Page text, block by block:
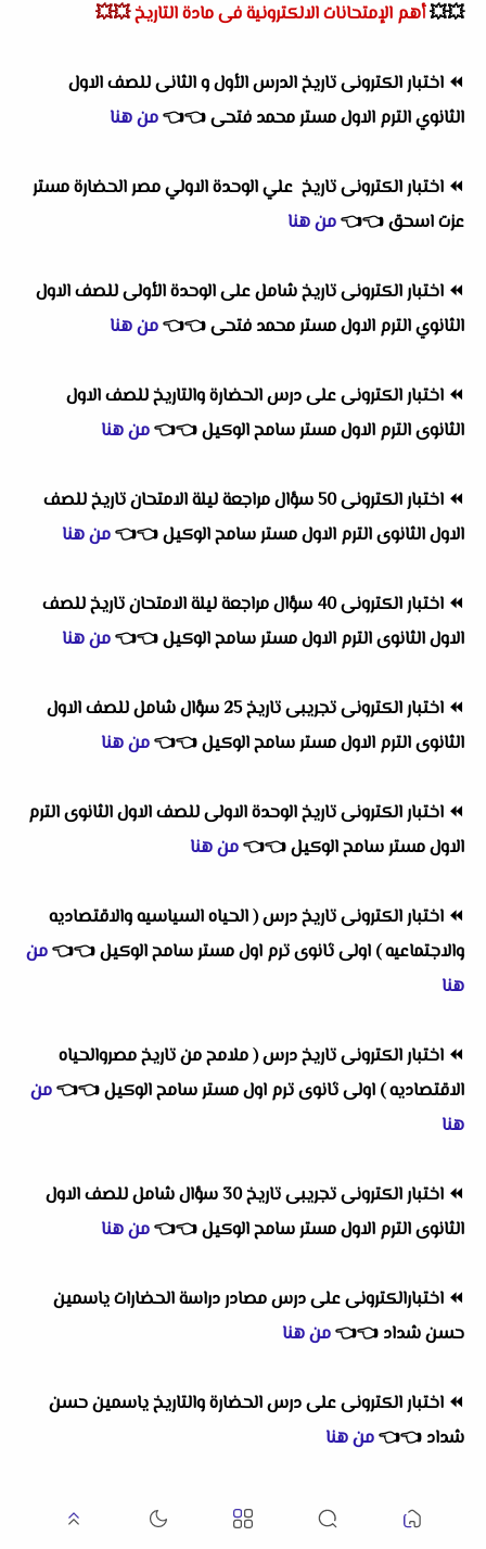
💥💥أهم الإمتحانات الالكترونية فى مادة التاريخ💥💥
⏪ اختبار الكترونى تاريخ الدرس الأول و الثانى للصف الاول
الثانوي الترم الاول مستر محمد فتحى👈
👈من هنا
⏪ اختبار الكترونىتاريخ علي الوحدة الاولي مصر الحضارة مستر
عزت اسحق👈
👈من هنا
⏪ اختبار الكترونى تاريخ شامل على الوحدة الأولى للصف الاول
الثانوي الترم الاول مستر محمد فتحى👈
👈من هنا
⏪ اختبار الكترونى على درس الحضارة والتاريخ للصف الاول
الثانوى الترم الاول مستر سامح الوكيل👈
👈من هنا
⏪
اختبار الكترونى 50 سؤال مراجعة ليلة الامتحان تاريخ للصف
الاول الثانوى الترم الاول مستر سامح الوكيل👈
👈من هنا
⏪
اختبار الكترونى 40 سؤال مراجعة ليلة الامتحان تاريخ للصف
الاول الثانوى الترم الاول مستر سامح الوكيل👈
👈من هنا
⏪
اختبار الكترونى تجريبى تاريخ 25 سؤال شامل للصف الاول
الثانوى الترم الاول مستر سامح الوكيل👈
👈من هنا
⏪ اختبار الكترونى تاريخ الوحدة الاولى للصف الاول الثانوى الترم
الاول مستر سامح الوكيل👈
👈من هنا
⏪ اختبار الكترونى تاريخ درس ( الحياه السياسيه والاقتصاديه
والاجتماعيه ) اولى ثانوى ترم اول مستر سامح الوكيل👈
👈من
هنا
⏪ اختبار الكترونى تاريخ درس ( ملامح من تاريخ مصروالحياه
الاقتصاديه ) اولى ثانوى ترم اول مستر سامح الوكيل👈
👈من
هنا
⏪
اختبار الكترونى تجريبى تاريخ 30 سؤال شامل للصف الاول
الثانوى الترم الاول مستر سامح الوكيل👈
👈من هنا
⏪ اختبارالكترونى على درس مصادر دراسة الحضارات ياسمين
حسن شداد 👈
👈من هنا
⏪ اختبار الكترونى على درس الحضارة والتاريخ ياسمين حسن
شداد 👈
👈من هنا
اختبارالكترونى تاريخ الحياة الاجتماعية في مصر القديمة مستر